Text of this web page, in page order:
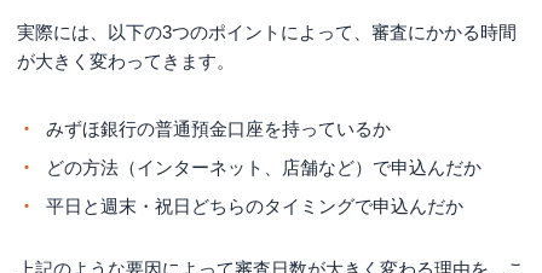
からといって本審査もクリアできるわけではない
因
収入の安定性が低いと判断された
他社の借入金額、借入件数が多すぎる
実際には、以下の3つのポイントによって、審査にかかる時間
が大きく変わってきます。
みずほ銀行の普通預金口座を持っているか
どの方法（インターネット、店舗など）で申込んだか
平日と週末・祝日どちらのタイミングで申込んだか
上記のような要因によって審査日数が大きく変わる理由を、こ